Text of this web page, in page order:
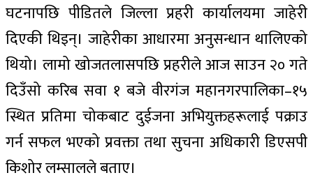
घटनापछि पीडितले जिल्ला प्रहरी कार्यालयमा जाहेरी
दिएकी थिइन्। जाहेरीका आधारमा अनुसन्धान थालिएको
थियो। लामो खोजतलासपछि प्रहरीले आज साउन २० गते
दिउँसो करिब सवा १ बजे वीरगंज महानगरपालिका–१५
स्थित प्रतिमा चोकबाट दुईजना अभियुक्तहरूलाई पक्राउ
गर्न सफल भएको प्रवक्ता तथा सुचना अधिकारी डिएसपी
किशोर लम्सालले बताए।